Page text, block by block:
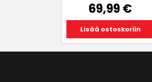
69,99€
Lisää ostoskoriin